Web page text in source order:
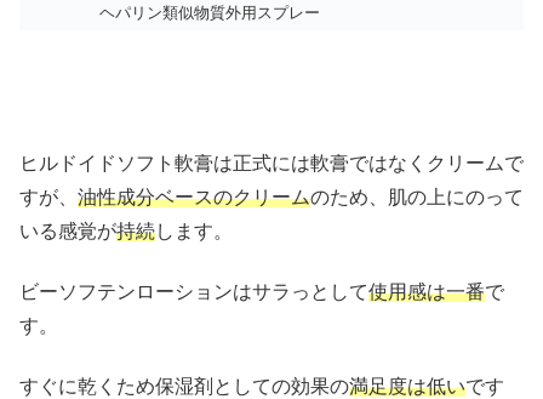
ヘパリン類似物質外用スプレー
ヒルドイドソフト軟膏は正式には軟膏ではなくクリームで
すが、 油性成分ベースのクリームのため、肌の上にのって
いる感覚が持続します。
ビーソフテンローションはサラっとして使用感は一番で
す。
すぐに乾くため保湿剤としての効果の満足度は低いです